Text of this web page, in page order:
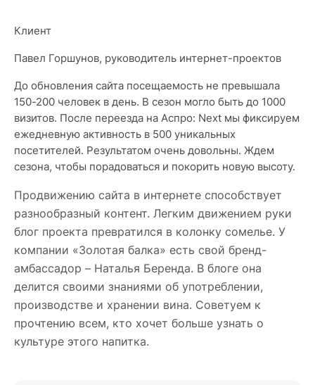
Клиент
Павел Горшунов, руководитель интернет-проектов
До обновления сайта посещаемость не превышала
150-200 человек в день. В сезон могло быть до 1000
визитов. После переезда на Аспро: Next мы фиксируем
ежедневную активность в 500 уникальных
посетителей. Результатом очень довольны. Ждем
сезона, чтобы порадоваться и покорить новую высоту.
Продвижению сайта в интернете способствует
разнообразный контент. Легким движением руки
блог проекта превратился в колонку сомелье. У
компании «Золотая балка» есть свой бренд-
амбассадор – Наталья Беренда. В блоге она
делится своими знаниями об употреблении,
производстве и хранении вина. Советуем к
прочтению всем, кто хочет больше узнать о
культуре этого напитка.